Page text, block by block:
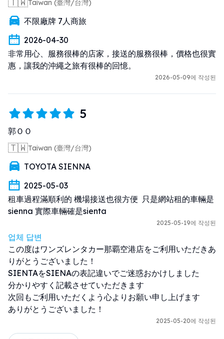
Taiwan (臺灣/台灣)
不限廠牌 7人商旅
2026-04-30
非常用心、服務很棒的店家，接送的服務很棒，價格也很實
惠，讓我的沖繩之旅有很棒的回憶。
2026-05-09에 작성된
5
郭ＯＯ
🇹🇼Taiwan (臺灣/台灣)
TOYOTA SIENNA
2025-05-03
租車過程滿順利的 機場接送也很方便  只是網站租的車輛是
sienna 實際車輛確是sienta
2025-05-19에 작성된
업체 답변
この度はワンズレンタカー那覇空港店をご利用いただきあ
りがとうございました！
SIENTAをSIENAの表記違いでご迷惑おかけしました
分かりやすく記載させていただきます
次回もご利用いただくよう心よりお願い申し上げます
ありがとうございました！
2025-05-20에 작성된